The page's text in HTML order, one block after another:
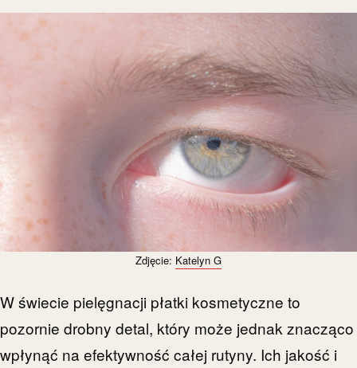
Zdjęcie: Katelyn G
W świecie pielęgnacji płatki kosmetyczne to
pozornie drobny detal, który może jednak znacząco
wpłynąć na efektywność całej rutyny. Ich jakość i